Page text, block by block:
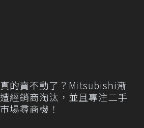
真的賣不動了？Mitsubishi漸
遭經銷商淘汰，並且專注二手
市場尋商機！